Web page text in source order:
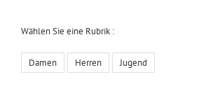
Wählen Sie eine Rubrik :
Damen Herren Jugend